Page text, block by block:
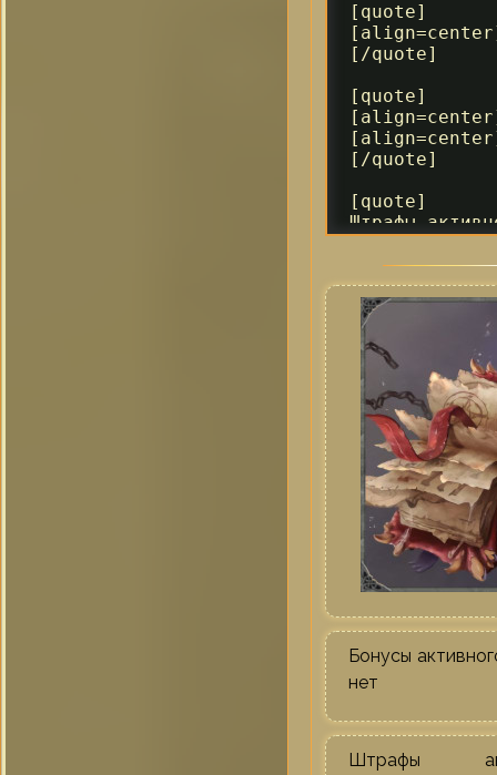
[quote]
[/quote]
[quote]
[/quote]
[quote]
Штрафы
[/quote]
Бонусы
нет
Штрафы